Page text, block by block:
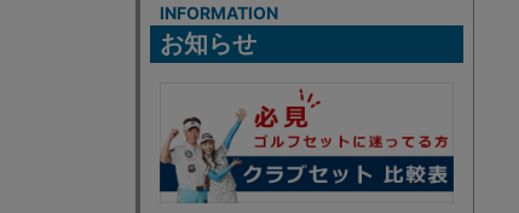
INFORMATION
お知らせ